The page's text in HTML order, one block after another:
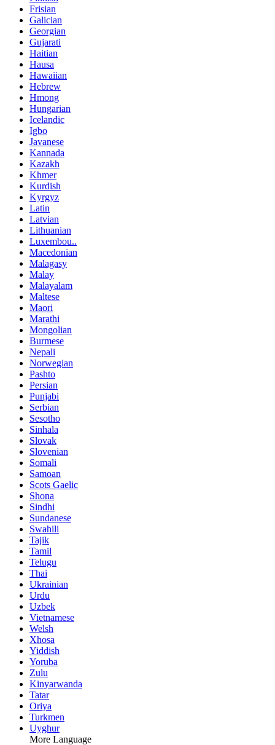
Frisian
Galician
Georgian
Gujarati
Haitian
Hausa
Hawaiian
Hebrew
Hmong
Hungarian
Icelandic
Igbo
Javanese
Kannada
Kazakh
Khmer
Kurdish
Kyrgyz
Latin
Latvian
Lithuanian
Luxembou..
Macedonian
Malagasy
Malay
Malayalam
Maltese
Maori
Marathi
Mongolian
Burmese
Nepali
Norwegian
Pashto
Persian
Punjabi
Serbian
Sesotho
Sinhala
Slovak
Slovenian
Somali
Samoan
Scots Gaelic
Shona
Sindhi
Sundanese
Swahili
Tajik
Tamil
Telugu
Thai
Ukrainian
Urdu
Uzbek
Vietnamese
Welsh
Xhosa
Yiddish
Yoruba
Zulu
Kinyarwanda
Tatar
Oriya
Turkmen
Uyghur
More Language